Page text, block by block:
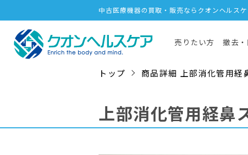
中古医療機器の買取・販売ならクオンヘルス
売りたい方 撤去
トップ 商品詳細 上部消化管用
上部消化管用経鼻